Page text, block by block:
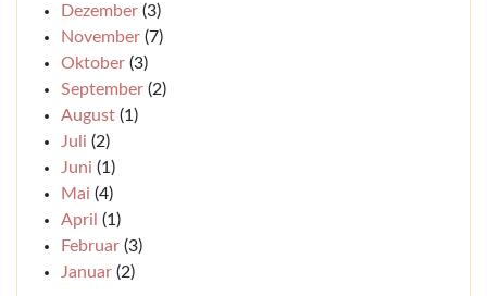
Dezember (3)
November (7)
Oktober (3)
September (2)
August (1)
Juli (2)
Juni (1)
Mai (4)
April (1)
Februar (3)
Januar (2)